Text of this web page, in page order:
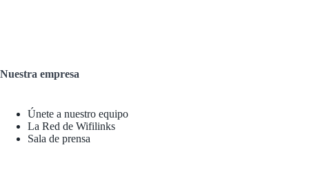
Nuestra empresa
Únete a nuestro equipo
La Red de Wifilinks
Sala de prensa